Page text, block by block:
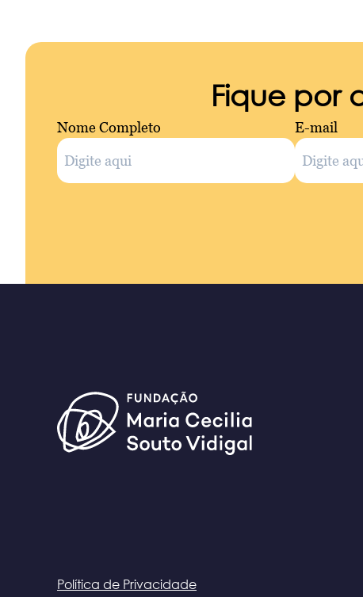
Fique por
Nome Completo E-mail
Política de Privacidade